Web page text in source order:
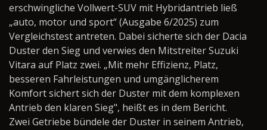
erschwingliche Vollwert-SUV mit Hybridantrieb ließ
„auto, motor und sport“ (Ausgabe 6/2025) zum
Vergleichstest antreten. Dabei sicherte sich der Dacia
Duster den Sieg und verwies den Mitstreiter Suzuki
Vitara auf Platz zwei. „Mit mehr Effizienz, Platz,
besseren Fahrleistungen und umgänglicherem
Komfort sichert sich der Duster mit dem komplexen
Antrieb den klaren Sieg", heißt es in dem Bericht.
Zwei Getriebe bündele der Duster in seinem Antrieb,